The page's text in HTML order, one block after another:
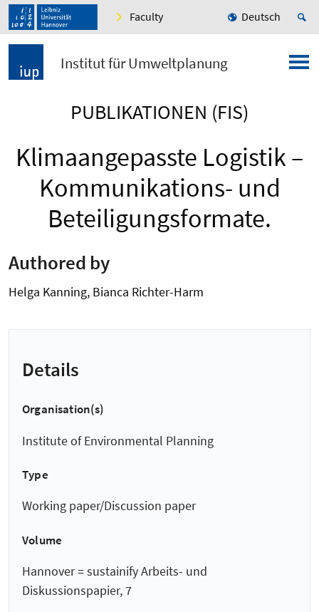
Faculty Deutsch
Institut für Umweltplanung
PUBLIKATIONEN (FIS)
Klimaangepasste Logistik –
Kommunikations- und
Beteiligungsformate.
Authored by
Helga Kanning, Bianca Richter-Harm
Details
Organisation(s)
Institute of Environmental Planning
Type
Working paper/Discussion paper
Volume
Hannover = sustainify Arbeits- und
Diskussionspapier, 7